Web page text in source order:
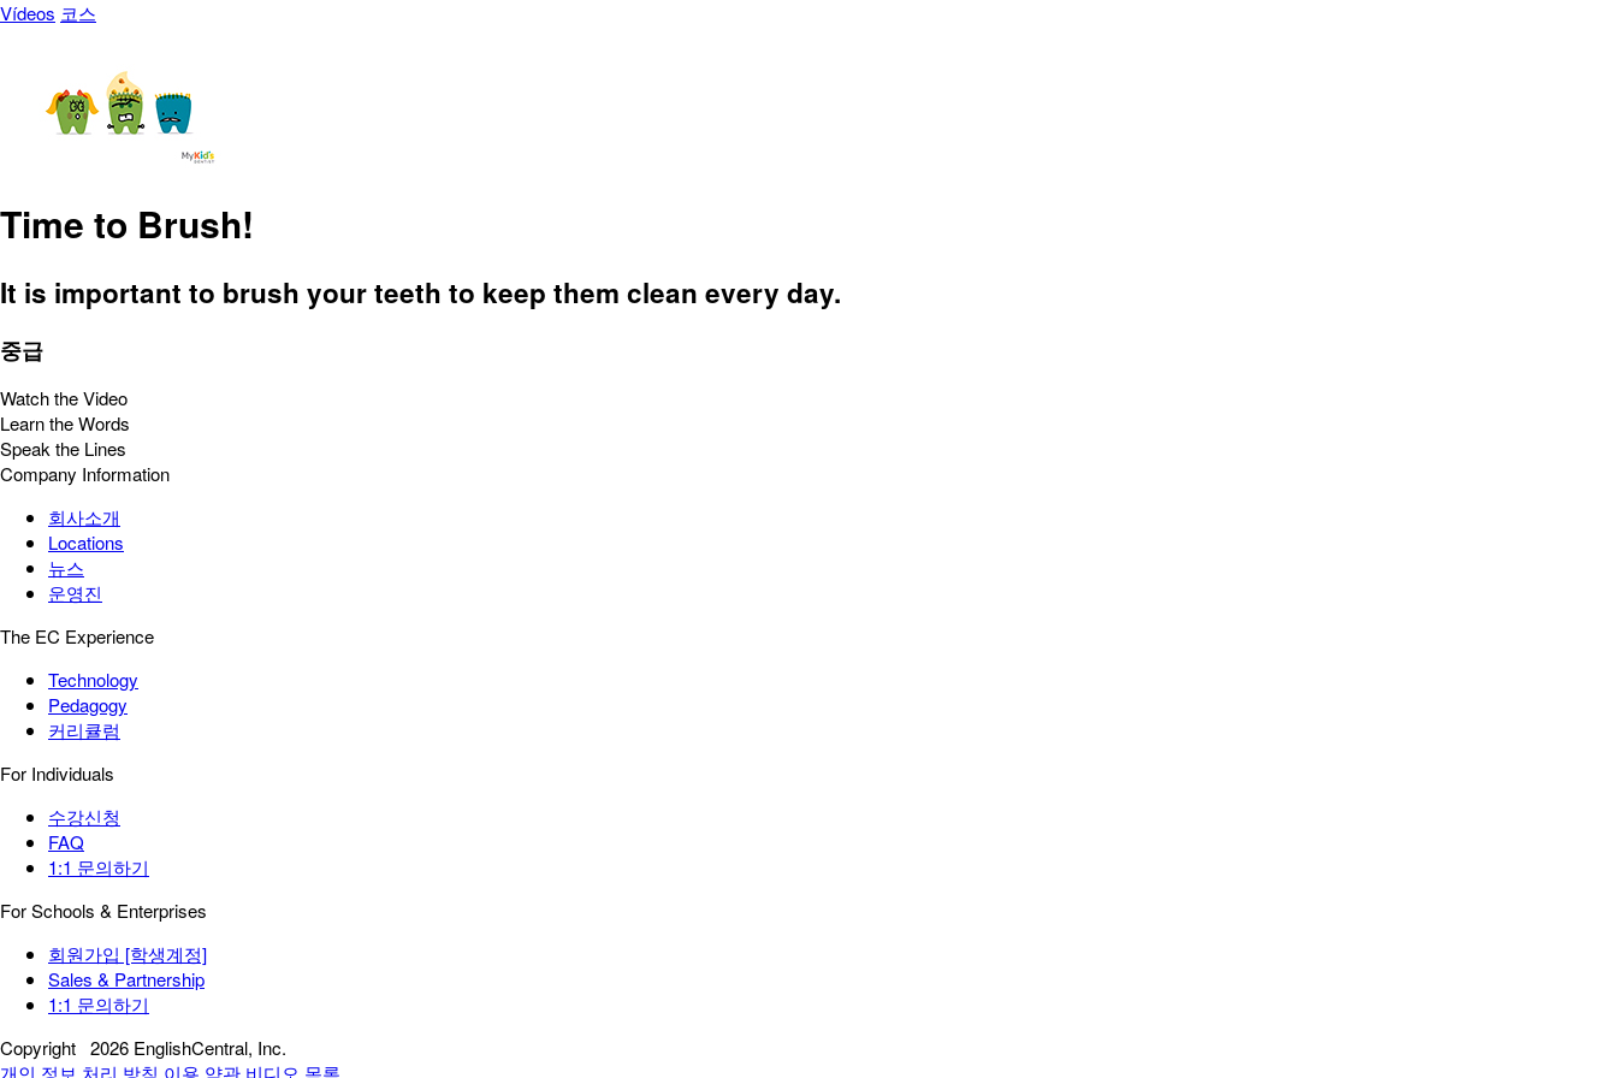
Vídeos 코스
Time to Brush!
It is important to brush your teeth to keep them clean every day.
중급
Watch the Video
Learn the Words
Speak the Lines
Company Information
회사소개
Locations
뉴스
운영진
The EC Experience
Technology
Pedagogy
커리큘럼
For Individuals
수강신청
FAQ
1:1 문의하기
For Schools & Enterprises
회원가입 [학생계정]
Sales & Partnership
1:1 문의하기
Copyright 2026 EnglishCentral, Inc.